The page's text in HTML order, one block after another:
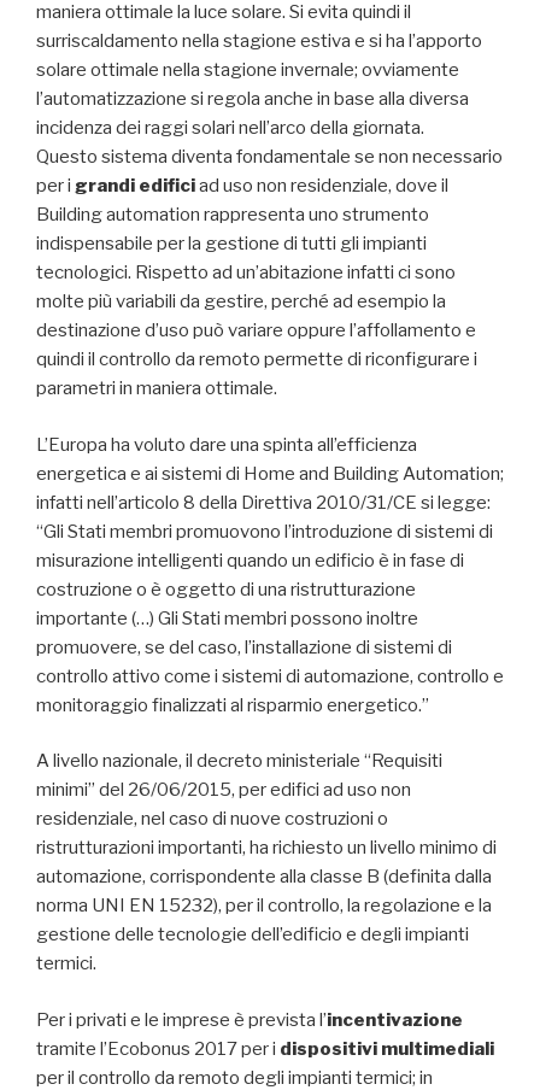
maniera ottimale la luce solare. Si evita quindi il
surriscaldamento nella stagione estiva e si ha l’apporto
solare ottimale nella stagione invernale; ovviamente
l’automatizzazione si regola anche in base alla diversa
incidenza dei raggi solari nell’arco della giornata.
Questo sistema diventa fondamentale se non necessario
per i grandi edificiad uso non residenziale, dove il
Building automation rappresenta uno strumento
indispensabile per la gestione di tutti gli impianti
tecnologici. Rispetto ad un’abitazione infatti ci sono
molte più variabili da gestire, perché ad esempio la
destinazione d’uso può variare oppure l’affollamento e
quindi il controllo da remoto permette di riconfigurare i
parametri in maniera ottimale.
L’Europa ha voluto dare una spinta all’efficienza
energetica e ai sistemi di Home and Building Automation;
infatti nell’articolo 8 della Direttiva 2010/31/CE si legge:
“Gli Stati membri promuovono l’introduzione di sistemi di
misurazione intelligenti quando un edificio è in fase di
costruzione o è oggetto di una ristrutturazione
importante (…) Gli Stati membri possono inoltre
promuovere, se del caso, l’installazione di sistemi di
controllo attivo come i sistemi di automazione, controllo e
monitoraggio finalizzati al risparmio energetico.”
A livello nazionale, il decreto ministeriale “Requisiti
minimi” del 26/06/2015, per edifici ad uso non
residenziale, nel caso di nuove costruzioni o
ristrutturazioni importanti, ha richiesto un livello minimo di
automazione, corrispondente alla classe B (definita dalla
norma UNI EN 15232), per il controllo, la regolazione e la
gestione delle tecnologie dell’edificio e degli impianti
termici.
Per i privati e le imprese è prevista l’incentivazione
tramite l’Ecobonus 2017 per i dispositivi multimediali
per il controllo da remoto degli impianti termici; in